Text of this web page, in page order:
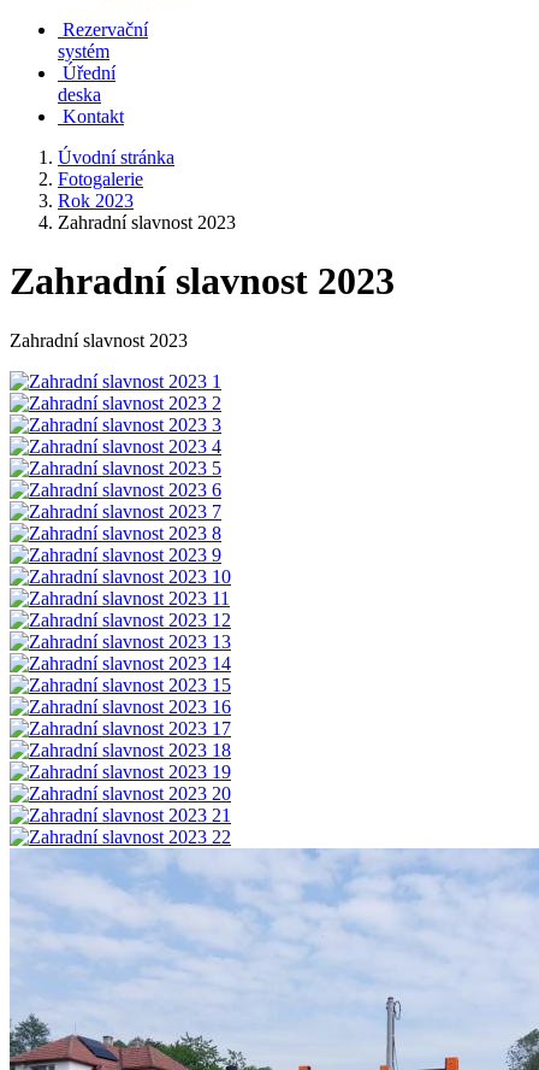
Rezervační
systém
Úřední
deska
Kontakt
Úvodní stránka
Fotogalerie
Rok 2023
Zahradní slavnost 2023
Zahradní slavnost 2023
Zahradní slavnost 2023